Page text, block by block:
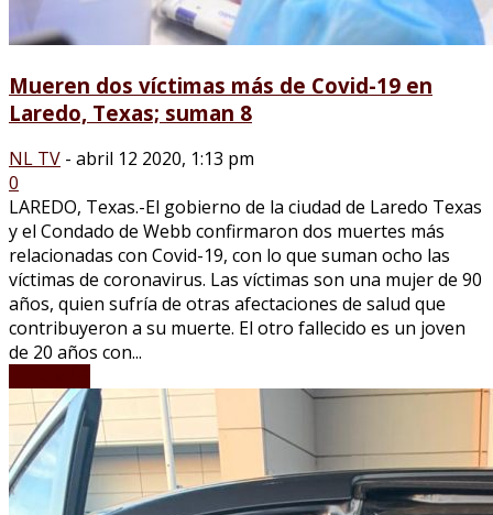
Mueren dos víctimas más de Covid-19 en
Laredo, Texas; suman 8
NL TV - abril 12 2020, 1:13 pm
0
LAREDO, Texas.-El gobierno de la ciudad de Laredo Texas
y el Condado de Webb confirmaron dos muertes más
relacionadas con Covid-19, con lo que suman ocho las
víctimas de coronavirus. Las víctimas son una mujer de 90
años, quien sufría de otras afectaciones de salud que
contribuyeron a su muerte. El otro fallecido es un joven
de 20 años con...